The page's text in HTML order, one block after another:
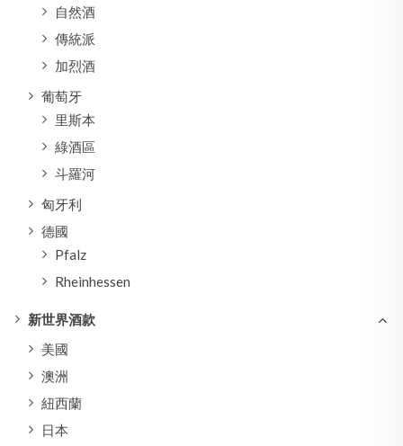
自然酒
傳統派
加烈酒
葡萄牙
里斯本
綠酒區
斗羅河
匈牙利
德國
Pfalz
Rheinhessen
新世界酒款
美國
澳洲
紐西蘭
日本